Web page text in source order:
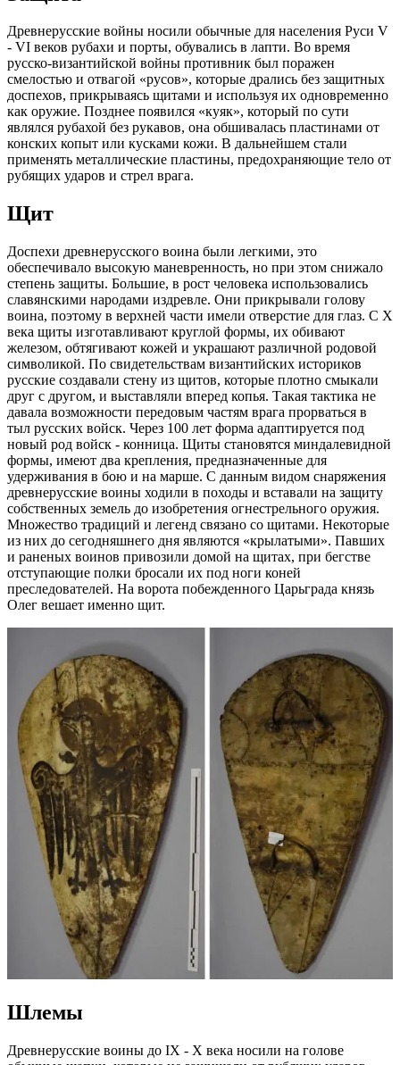
Древнерусские войны носили обычные для населения Руси V
- VI веков рубахи и порты, обувались в лапти. Во время
русско-византийской войны противник был поражен
смелостью и отвагой «русов», которые дрались без защитных
доспехов, прикрываясь щитами и используя их одновременно
как оружие. Позднее появился «куяк», который по сути
являлся рубахой без рукавов, она обшивалась пластинами от
конских копыт или кусками кожи. В дальнейшем стали
применять металлические пластины, предохраняющие тело от
рубящих ударов и стрел врага.
Щит
Доспехи древнерусского воина были легкими, это
обеспечивало высокую маневренность, но при этом снижало
степень защиты. Большие, в рост человека использовались
славянскими народами издревле. Они прикрывали голову
воина, поэтому в верхней части имели отверстие для глаз. С X
века щиты изготавливают круглой формы, их обивают
железом, обтягивают кожей и украшают различной родовой
символикой. По свидетельствам византийских историков
русские создавали стену из щитов, которые плотно смыкали
друг с другом, и выставляли вперед копья. Такая тактика не
давала возможности передовым частям врага прорваться в
тыл русских войск. Через 100 лет форма адаптируется под
новый род войск - конница. Щиты становятся миндалевидной
формы, имеют два крепления, предназначенные для
удерживания в бою и на марше. С данным видом снаряжения
древнерусские воины ходили в походы и вставали на защиту
собственных земель до изобретения огнестрельного оружия.
Множество традиций и легенд связано со щитами. Некоторые
из них до сегодняшнего дня являются «крылатыми». Павших
и раненых воинов привозили домой на щитах, при бегстве
отступающие полки бросали их под ноги коней
преследователей. На ворота побежденного Царьграда князь
Олег вешает именно щит.
Шлемы
Древнерусские воины до IX - X века носили на голове